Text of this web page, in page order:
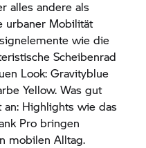
alles andere als
urbaner Mobilität
wie die
Scheibenrad
Look: Gravityblue
Yellow. Was gut
an: Highlights wie das
Pro bringen
mobilen Alltag.